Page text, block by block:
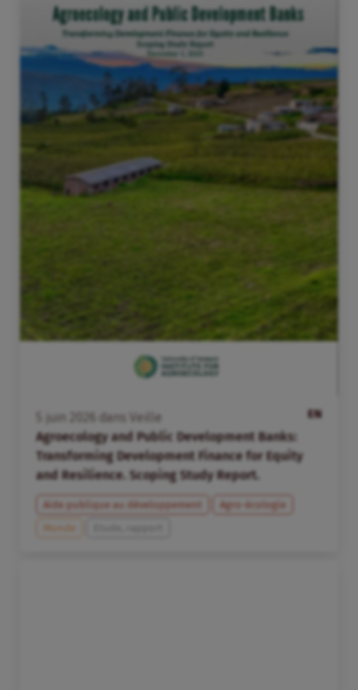
EN
juin dans
Veille
Agroecology and Public Development Banks:
Transforming Development Finance for Equity
and Resilience. Scoping Study Report.
Aide publique au développement
Agro-écologie
Monde